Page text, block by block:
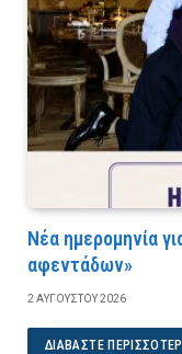
Νέα ημερομηνία
αφεντάδων»
2 ΑΥΓΟΎΣΤΟΥ 2026
ΔΙΑΒΆΣΤΕ